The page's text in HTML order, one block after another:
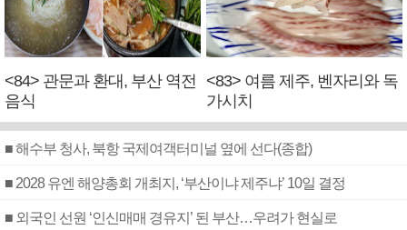
<84> 관문과 환대, 부산 역전
음식
<83> 여름 제주, 벤자리와 독
가시치
■ 해수부 청사, 북항 국제여객터미널 옆에 선다(종합)
■ 2028 유엔 해양총회 개최지, ‘부산이냐 제주냐’ 10일 결정
■ 외국인 선원 ‘인신매매 경유지’ 된 부산…우려가 현실로